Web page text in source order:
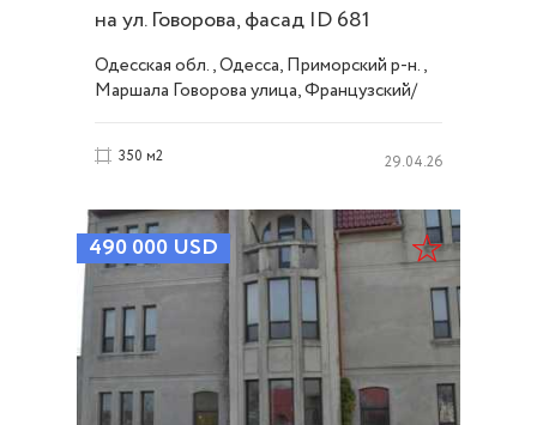
на ул. Говорова, фасад ID 681
Одесская обл., Одесса, Приморский р-н.,
Маршала Говорова улица, Французский/
350 м2 29.04.26
490 000 USD